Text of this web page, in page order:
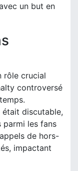
un but en
rôle crucial
controversé
était discutable,
parmi les fans
de hors-
impactant